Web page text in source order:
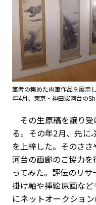
筆者の集めた肉筆作品を展
年4月、東京・神田駿河台の
その生原稿を譲り受
る。その年2月、先に
を上梓した。そのさ
河台の画廊のご協力
ってみた。評伝のリ
掛け軸や挿絵原画な
にネットオークショ